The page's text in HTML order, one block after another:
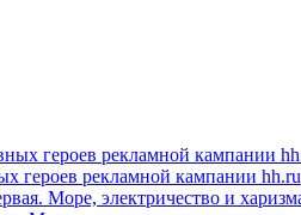
героев рекламной кампании hh.ru